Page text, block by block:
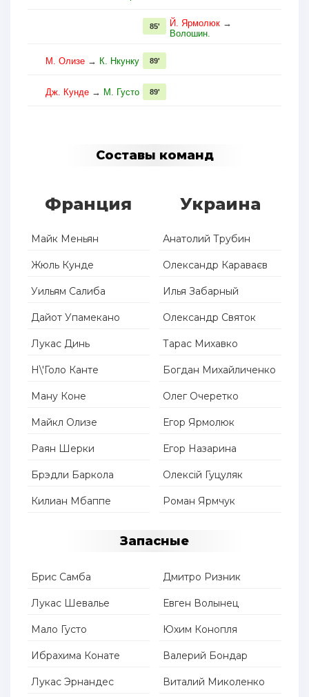
Й. Ярмолюк →
Волошин.
85'
М. Олизе → К. Нкунку 89'
Дж. Кунде → М. Густо 89'
Составы команд
Франция
Майк Меньян
Жюль Кунде
Уильям Салиба
Дайот Упамекано
Лукас Динь
Н\'Голо Канте
Ману Коне
Майкл Олизе
Раян Шерки
Брэдли Баркола
Килиан Мбаппе
Украина
Анатолий Трубин
Олександр Караваєв
Илья Забарный
Олександр Святок
Тарас Михавко
Богдан Михайличенко
Олег Очеретко
Егор Ярмолюк
Егор Назарина
Олексій Гуцуляк
Роман Ярмчук
Запасные
Брис Самба
Лукас Шевалье
Мало Густо
Ибрахима Конате
Лукас Эрнандес
Дмитро Ризник
Евген Волынец
Юхим Конопля
Валерий Бондар
Виталий Миколенко